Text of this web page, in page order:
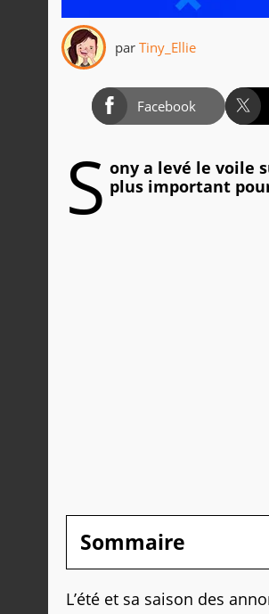
par Tiny_Ellie
Facebook
S ony a levé le voile
plus important
Sommaire
L’été et sa saison des